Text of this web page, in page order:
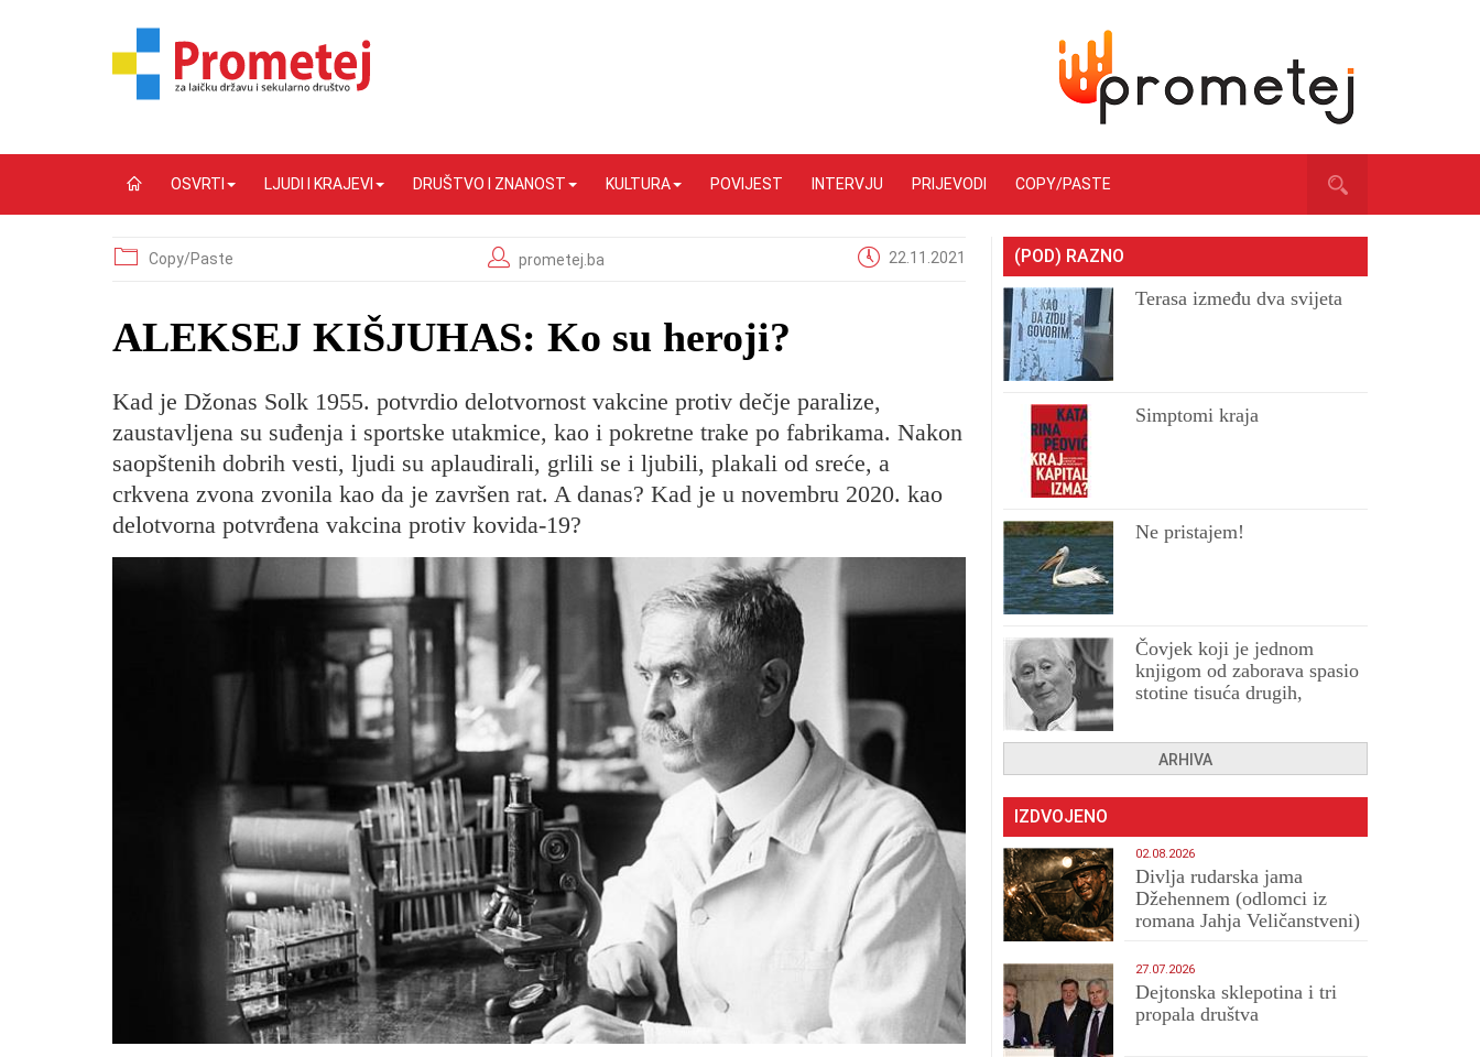
OSVRTI LJUDI I KRAJEVI DRUŠTVO I ZNANOST KULTURA POVIJEST INTERVJU PRIJEVODI COPY/PASTE
Copy/Paste prometej.ba 22.11.2021
ALEKSEJ KIŠJUHAS: Ko su heroji?
Kad je Džonas Solk 1955. potvrdio delotvornost vakcine protiv dečje paralize,
zaustavljena su suđenja i sportske utakmice, kao i pokretne trake po fabrikama. Nakon
saopštenih dobrih vesti, ljudi su aplaudirali, grlili se i ljubili, plakali od sreće, a
crkvena zvona zvonila kao da je završen rat. A danas? Kad je u novembru 2020. kao
delotvorna potvrđena vakcina protiv kovida-19?
(POD) RAZNO
Terasa između dva svijeta
Simptomi kraja
Ne pristajem!
Čovjek koji je jednom
knjigom od zaborava spasio
stotine tisuća drugih,
ARHIVA
IZDVOJENO
02.08.2026
Divlja rudarska jama
Džehennem (odlomci iz
romana Jahja Veličanstveni)
27.07.2026
Dejtonska sklepotina i tri
propala društva